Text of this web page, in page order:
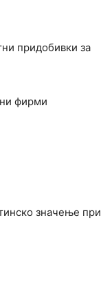
придобивки за
фирми
значење при